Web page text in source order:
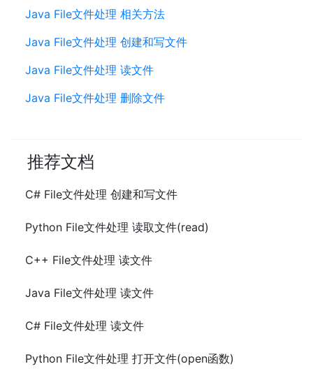
Java File文件处理 相关方法
Java File文件处理 创建和写文件
Java File文件处理 读文件
Java File文件处理 删除文件
推荐文档
C# File文件处理 创建和写文件
Python File文件处理 读取文件(read)
C++ File文件处理 读文件
Java File文件处理 读文件
C# File文件处理 读文件
Python File文件处理 打开文件(open函数)